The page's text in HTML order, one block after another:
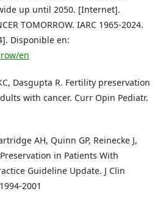
up until 2050. [Internet].
TOMORROW. IARC 1965-2024.
Disponible en:
en
Dasgupta R. Fertility preservation
with cancer. Curr Opin Pediatr.
AH, Quinn GP, Reinecke J,
in Patients With
Guideline Update. J Clin
2001